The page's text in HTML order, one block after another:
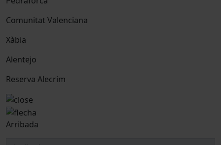
Comunitat Valenciana
Xàbia
Alentejo
Reserva Alecrim
Arribada